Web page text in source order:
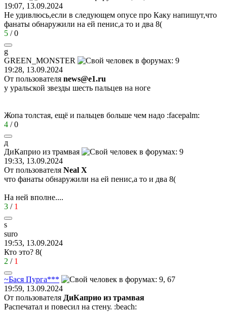
19:07, 13.09.2024
Не удивлюсь,если в следующем опусе про Каку напишут,что
фанаты обнаружили на ей пенис,а то и два 8(
5 /0
g
GREEN_MONSTER
19:28, 13.09.2024
От пользователя news@e1.ru
у уральской звезды шесть пальцев на ноге
Жопа толстая, ещё и пальцев больше чем надо :facepalm:
4 /0
д
ДиКаприо из трамвая
19:33, 13.09.2024
От пользователя Neal X
что фанаты обнаружили на ей пенис,а то и два 8(
На ней вполне....
3 / 1
s
surо
19:53, 13.09.2024
Кто это? 8(
2 / 1
~Бася Пурга***
19:59, 13.09.2024
От пользователя ДиКаприо из трамвая
Распечатал и повесил на стену. :beach: